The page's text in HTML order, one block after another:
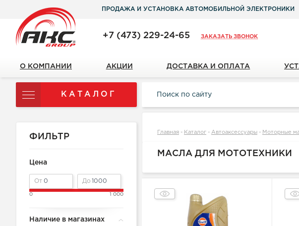
ПРОДАЖА И УСТАНОВКА АВТОМОБИЛЬНОЙ ЭЛЕКТРОНИКИ
+7 (473) 229-24-65 ЗАКАЗАТЬ ЗВОНОК
О КОМПАНИИ АКЦИИ ДОСТАВКА И ОПЛАТА
КАТАЛОГ
ФИЛЬТР
Цена
От До
0 1 000
Наличие в магазинах
Главная - Каталог - Автоаксессуары - Моторные
МАСЛА ДЛЯ МОТОТЕХНИКИ